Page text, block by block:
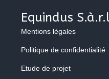
Equindus
Mentions légales
Politique de confidentialité
Etude de projet